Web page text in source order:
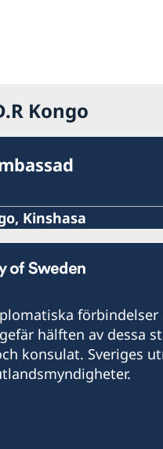
Kongo
Kinshasa
hälften av dessa
konsulat. Sveriges